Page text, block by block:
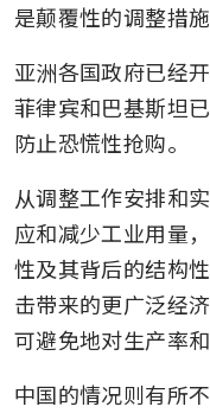
是颠覆性的调整措施
亚洲各国政府已经
菲律宾和巴基斯坦
防止恐慌性抢购。
从调整工作安排和
应和减少工业用量
性及其背后的结构
击带来的更广泛经
可避免地对生产率
中国的情况则有所